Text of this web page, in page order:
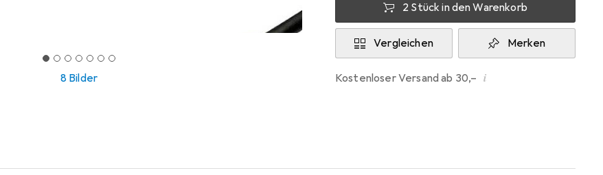
8 Bilder
2 Stück in den Warenkorb
Vergleichen Merken
Kostenloser Versand ab 30,– i